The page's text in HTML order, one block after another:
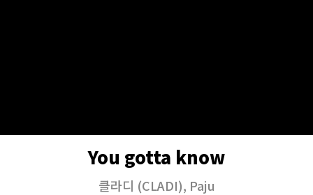
You gotta know
클라디 (CLADI), Paju